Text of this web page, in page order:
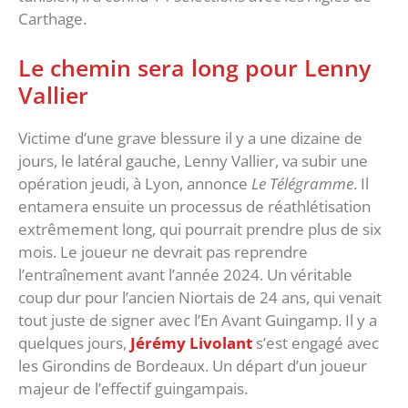
Carthage.
Le chemin sera long pour Lenny
Vallier
Victime d’une grave blessure il y a une dizaine de
jours, le latéral gauche, Lenny Vallier, va subir une
opération jeudi, à Lyon, annonce Le Télégramme. Il
entamera ensuite un processus de réathlétisation
extrêmement long, qui pourrait prendre plus de six
mois. Le joueur ne devrait pas reprendre
l’entraînement avant l’année 2024. Un véritable
coup dur pour l’ancien Niortais de 24 ans, qui venait
tout juste de signer avec l’En Avant Guingamp. Il y a
quelques jours, Jérémy Livolant s’est engagé avec
les Girondins de Bordeaux. Un départ d’un joueur
majeur de l’effectif guingampais.